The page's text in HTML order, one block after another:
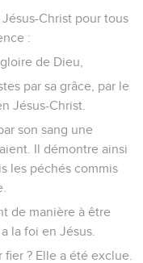
Christ pour tous
:
de Dieu,
par sa grâce, par le
Jésus-Christ.
son sang une
Il démontre ainsi
les péchés commis
de manière à être
la foi en Jésus.
? Elle a été exclue.